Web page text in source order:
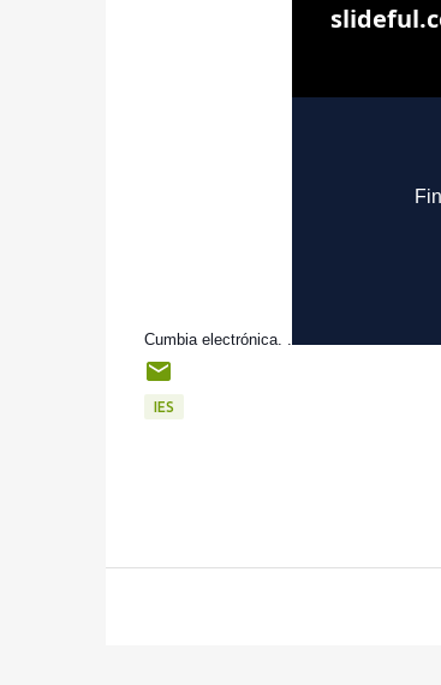
Cumbia electrónica. .
IES